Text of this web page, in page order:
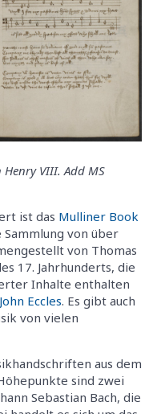
Henry VIII. Add MS
ist das Mulliner Book
von über
von Thomas
17. Jahrhunderts, die
Inhalte enthalten
John Eccles. Es gibt auch
von vielen
aus dem
sind zwei
Sebastian Bach, die